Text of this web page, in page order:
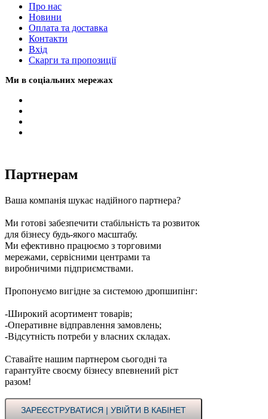
Про нас
Новини
Оплата та доставка
Контакти
Вхiд
Скарги та пропозиції
Ми в соціальних мережах
Партнерам
Ваша компанія шукає надійного партнера?
Ми готові забезпечити стабільність та розвиток
для бізнесу будь-якого масштабу.
Ми ефективно працюємо з торговими
мережами, сервісними центрами та
виробничими підприємствами.
Пропонуємо вигідне за системою дропшипінг:
-Широкий асортимент товарів;
-Оперативне відправлення замовлень;
-Відсутність потреби у власних складах.
Ставайте нашим партнером сьогодні та
гарантуйте своєму бізнесу впевнений ріст
разом!
ЗАРЕЄСТРУВАТИСЯ | УВІЙТИ В КАБІНЕТ